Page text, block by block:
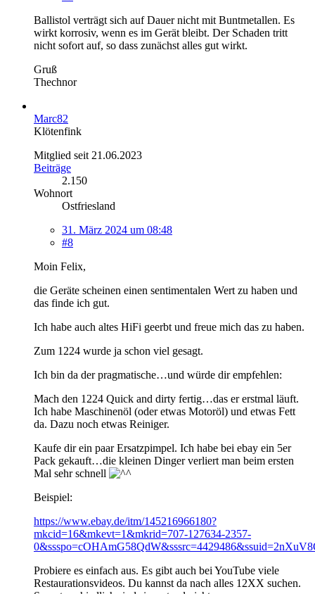
Ballistol verträgt sich auf Dauer nicht mit Buntmetallen. Es
wirkt korrosiv, wenn es im Gerät bleibt. Der Schaden tritt
nicht sofort auf, so dass zunächst alles gut wirkt.
Gruß
Thechnor
Marc82
Klötenfink
Mitglied seit 21.06.2023
Beiträge
2.150
Wohnort
Ostfriesland
31. März 2024 um 08:48
#8
Moin Felix,
die Geräte scheinen einen sentimentalen Wert zu haben und
das finde ich gut.
Ich habe auch altes HiFi geerbt und freue mich das zu haben.
Zum 1224 wurde ja schon viel gesagt.
Ich bin da der pragmatische…und würde dir empfehlen:
Mach den 1224 Quick and dirty fertig…das er erstmal läuft.
Ich habe Maschinenöl (oder etwas Motoröl) und etwas Fett
da. Dazu noch etwas Reiniger.
Kaufe dir ein paar Ersatzpimpel. Ich habe bei ebay ein 5er
Pack gekauft…die kleinen Dinger verliert man beim ersten
Mal sehr schnell
Beispiel:
https://www.ebay.de/itm/145216966180?
mkcid=16&mkevt=1&mkrid=707-127634-2357-
Probiere es einfach aus. Es gibt auch bei YouTube viele
Restaurationsvideos. Du kannst da nach alles 12XX suchen.